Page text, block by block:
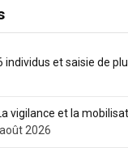
et saisie de
vigilance et la
2026